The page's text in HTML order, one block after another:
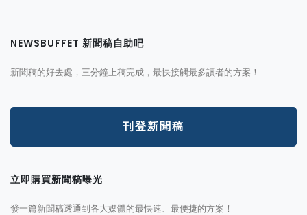
NEWSBUFFET 新聞稿自助吧
新聞稿的好去處，三分鐘上稿完成，最快接觸最多讀者的方案！
刊登新聞稿
立即購買新聞稿曝光
發一篇新聞稿透通到各大媒體的最快速、最便捷的方案！